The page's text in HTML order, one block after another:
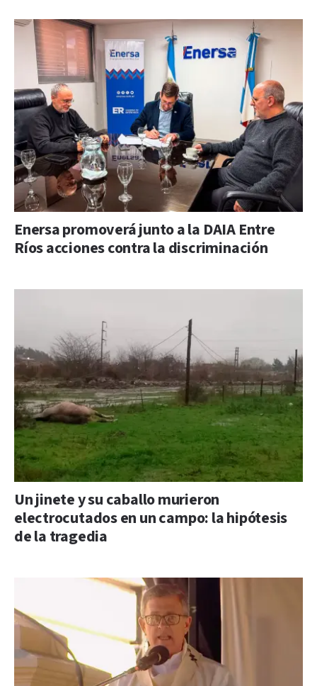
Enersa promoverá junto a la DAIA Entre
Ríos acciones contra la discriminación
Un jinete y su caballo murieron
electrocutados en un campo: la hipótesis
de la tragedia